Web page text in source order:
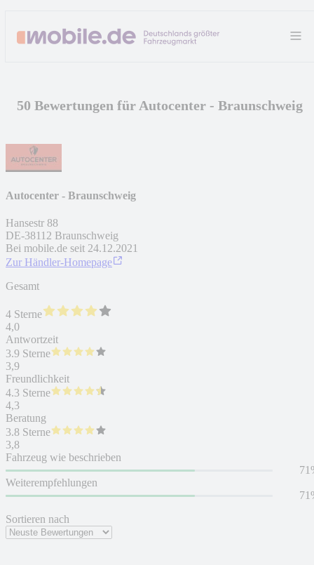
50 Bewertungen für Autocenter - Braunschweig
Sortieren nach
Autocenter - Braunschweig
Hansestr 88
DE-38112 Braunschweig
Bei mobile.de seit 24.12.2021
Zur Händler-Homepage
Gesamt
4 Sterne
4,0
Antwortzeit
3.9 Sterne
3,9
Freundlichkeit
4.3 Sterne
4,3
Beratung
3.8 Sterne
3,8
Fahrzeug wie beschrieben
Weiterempfehlungen